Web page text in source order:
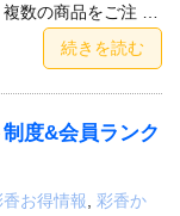
数の商品をご注 …
続きを読む
度&会員ランク
香お得情報
彩香か